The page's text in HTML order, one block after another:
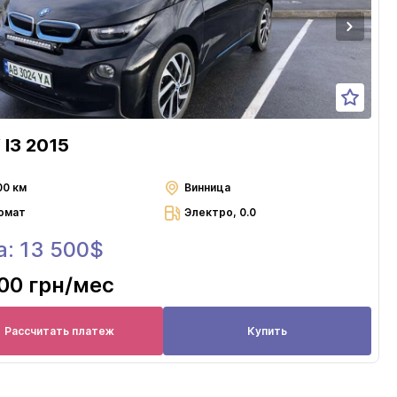
I3 2015
км
Винница
Электро, 0.0
13 500$
грн/мес
Рассчитать платеж Купить